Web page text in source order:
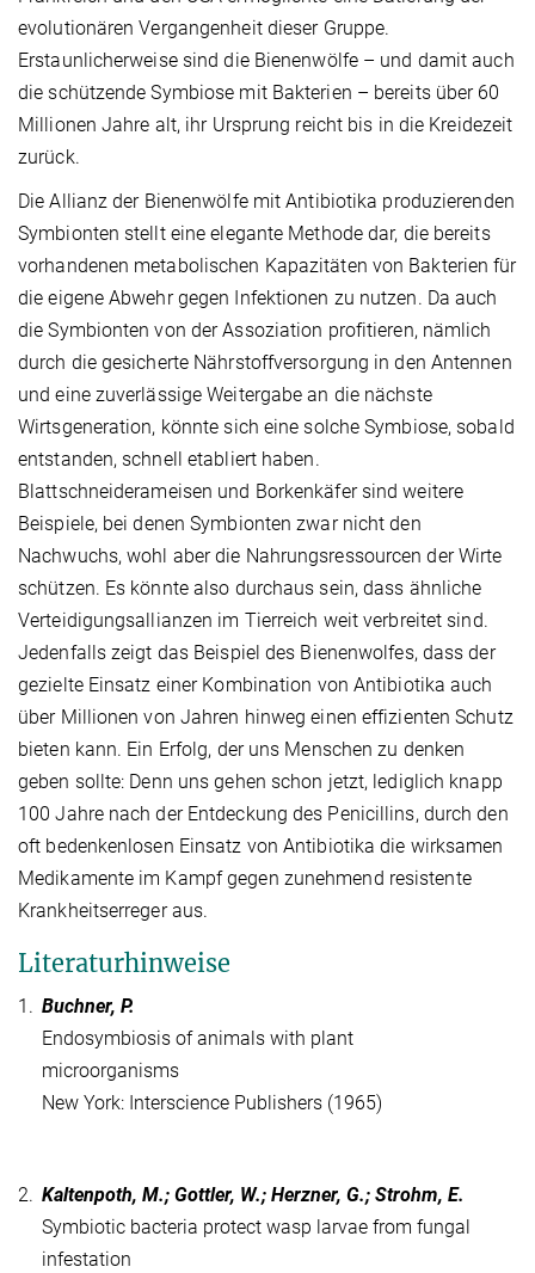
evolutionären Vergangenheit dieser Gruppe.
Erstaunlicherweise sind die Bienenwölfe – und damit auch
die schützende Symbiose mit Bakterien – bereits über 60
Millionen Jahre alt, ihr Ursprung reicht bis in die Kreidezeit
zurück.
Die Allianz der Bienenwölfe mit Antibiotika produzierenden
Symbionten stellt eine elegante Methode dar, die bereits
vorhandenen metabolischen Kapazitäten von Bakterien für
die eigene Abwehr gegen Infektionen zu nutzen. Da auch
die Symbionten von der Assoziation profitieren, nämlich
durch die gesicherte Nährstoffversorgung in den Antennen
und eine zuverlässige Weitergabe an die nächste
Wirtsgeneration, könnte sich eine solche Symbiose, sobald
entstanden, schnell etabliert haben.
Blattschneiderameisen und Borkenkäfer sind weitere
Beispiele, bei denen Symbionten zwar nicht den
Nachwuchs, wohl aber die Nahrungsressourcen der Wirte
schützen. Es könnte also durchaus sein, dass ähnliche
Verteidigungsallianzen im Tierreich weit verbreitet sind.
Jedenfalls zeigt das Beispiel des Bienenwolfes, dass der
gezielte Einsatz einer Kombination von Antibiotika auch
über Millionen von Jahren hinweg einen effizienten Schutz
bieten kann. Ein Erfolg, der uns Menschen zu denken
geben sollte: Denn uns gehen schon jetzt, lediglich knapp
100 Jahre nach der Entdeckung des Penicillins, durch den
oft bedenkenlosen Einsatz von Antibiotika die wirksamen
Medikamente im Kampf gegen zunehmend resistente
Krankheitserreger aus.
Literaturhinweise
1. Buchner, P.
Endosymbiosis of animals with plant
microorganisms
New York: Interscience Publishers (1965)
2. Kaltenpoth, M.; Gottler, W.; Herzner, G.; Strohm, E.
Symbiotic bacteria protect wasp larvae from fungal
infestation